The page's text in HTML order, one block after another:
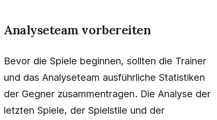
Analyseteam vorbereiten
Bevor die Spiele beginnen, sollten die Trainer
und das Analyseteam ausführliche Statistiken
der Gegner zusammentragen. Die Analyse der
letzten Spiele, der Spielstile und der